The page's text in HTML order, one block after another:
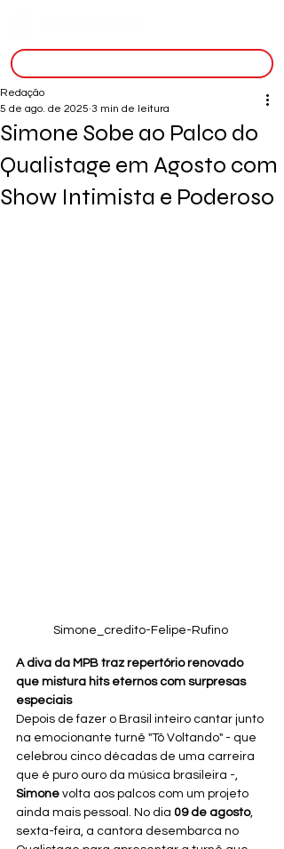
Simone Sobe ao Palco do
Qualistage em Agosto com
Show Intimista e Poderoso
Redação
5 de ago. de 2025 3 min de leitura
Simone_credito-Felipe-Rufino
A diva da MPB traz repertório renovado
que mistura hits eternos com surpresas
especiais
Depois de fazer o Brasil inteiro cantar junto
na emocionante turnê "Tô Voltando" - que
celebrou cinco décadas de uma carreira
que é puro ouro da música brasileira -,
Simone volta aos palcos com um projeto
ainda mais pessoal. No dia 09 de agosto,
sexta-feira, a cantora desembarca no